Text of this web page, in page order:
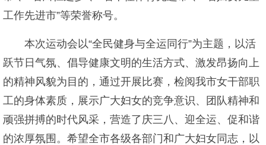
工作先进市”等荣誉称号。
本次运动会以“全民健身与全运同行”为主题，以活
跃节日气氛、倡导健康文明的生活方式、激发昂扬向上
的精神风貌为目的，通过开展比赛，检阅我市女干部职
工的身体素质，展示广大妇女的竞争意识、团队精神和
顽强拼搏的时代风采，营造了庆三八、迎全运、促和谐
的浓厚氛围。希望全市各级各部门和广大妇女同志，以